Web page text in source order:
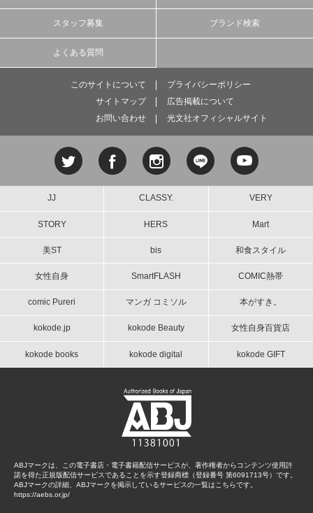
スタッフ募集 ブランド検索
よくある質問
このサイトについて
プライバシーポリシー
サイトマップ
広告掲載について
お問い合わせ
光文社オフィシャルサイト
JJ CLASSY. VERY
STORY HERS Mart
美ST bis 和食スタイル
女性自身 SmartFLASH COMIC熱帯
comic Pureri マンガ コミソル 本がすき。
kokode.jp kokode Beauty 女性自身百貨店
kokode books kokode digital kokode GIFT
ABJマークは、この電子書店・電子書籍配信サービスが、著作権者からコンテンツ使用許
諾を得た正規版配信サービスであることを示す登録商標（登録番号 第6091713号）です。
ABJマークの詳細、ABJマークを掲示しているサービスの一覧はこちらです。
https://aebs.or.jp/